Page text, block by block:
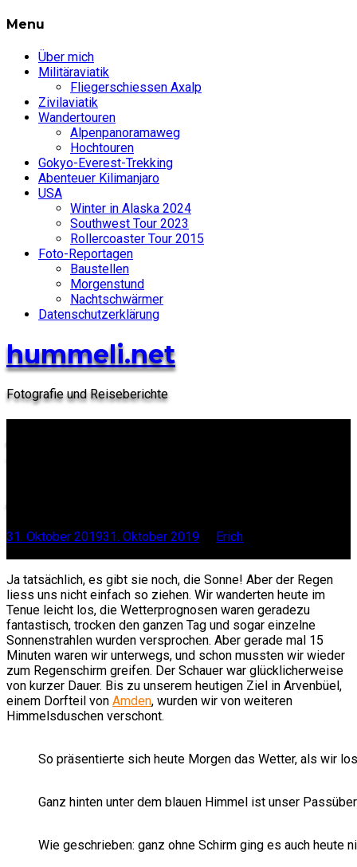
Menu
Über mich
Militäraviatik
Fliegerschiessen Axalp
Zivilaviatik
Wandertouren
Alpenpanoramaweg
Hochtouren
Gokyo-Everest-Trekking
Abenteuer Kilimanjaro
USA
Winter in Alaska 2024
Southwest Tour 2023
Rollercoaster Tour 2015
Foto-Reportagen
Baustellen
Morgenstund
Nachtschwärmer
Datenschutzerklärung
hummeli.net
Fotografie und Reiseberichte
31. Oktober 201931. Oktober 2019
Erich
Ja tatsächlich, es gibt sie noch, die Sonne! Aber der Regen
liess uns nicht einfach so ziehen. Wir wanderten heute im
Tenue leicht los, die Wetterprognosen waren geradezu
fantastisch, trocken den ganzen Tag und sogar einzelne
Sonnenstrahlen wurden versprochen. Aber gerade mal 15
Minuten waren wir unterwegs, und schon mussten wir wieder
zum Regenschirm greifen. Der Schauer war glücklicherweise
von kurzer Dauer. Bis zu unserem heutigen Ziel in Arvenbüel,
einem Dorfteil von Amden, wurden wir von weiteren
Himmelsduschen verschont.
So präsentierte sich heute Morgen das Wetter, als wir
Ganz hinten unter dem blauen Himmel ist unser
Wie geschrieben: ganz ohne Schirm ging es auch heute